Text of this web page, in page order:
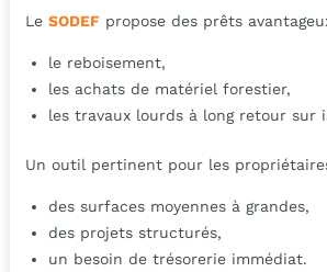
Le SODEF propose des prêts
le reboisement,
les achats de matériel forestier,
les travaux lourds à long retour sur
Un outil pertinent pour les
des surfaces moyennes à grandes,
des projets structurés,
un besoin de trésorerie immédiat.